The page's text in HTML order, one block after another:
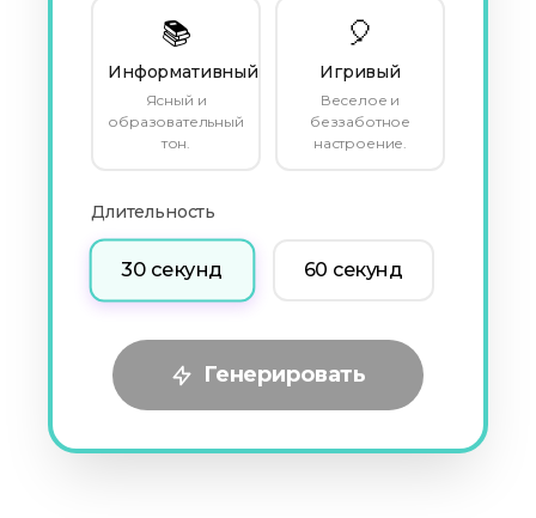
📚
Информативный
Ясный и
образовательный
тон.
🎈
Игривый
Веселое и
беззаботное
настроение.
Длительность
30 секунд 60 секунд
Генерировать